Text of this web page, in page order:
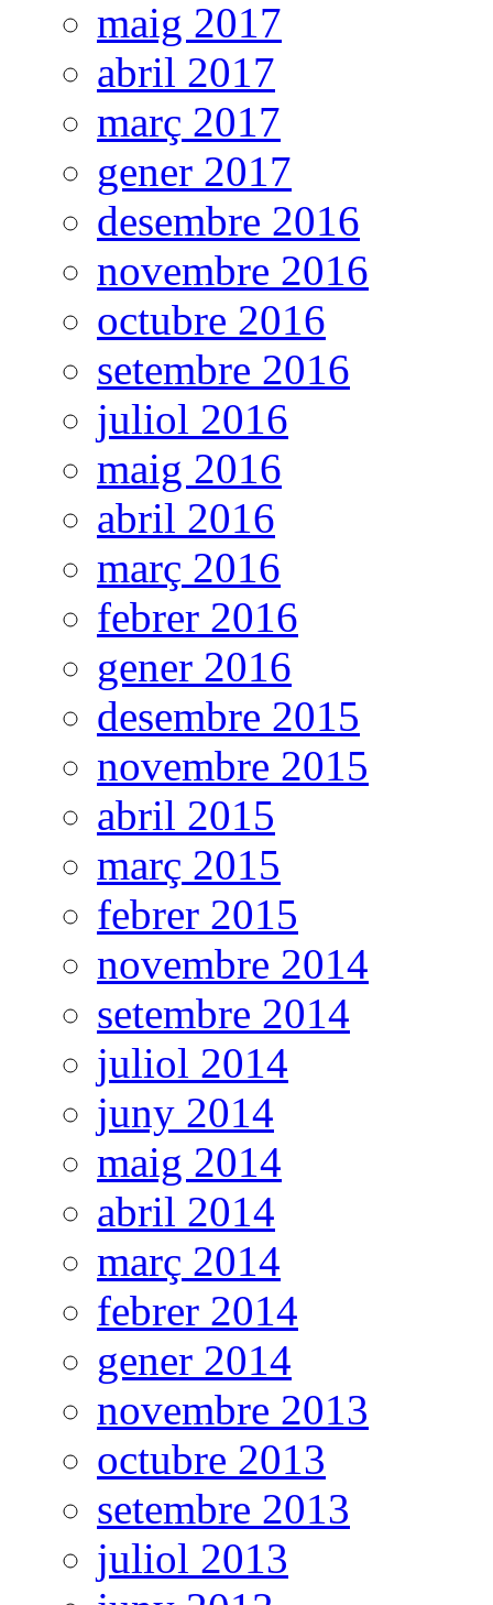
maig 2017
abril 2017
març 2017
gener 2017
desembre 2016
novembre 2016
octubre 2016
setembre 2016
juliol 2016
maig 2016
abril 2016
març 2016
febrer 2016
gener 2016
desembre 2015
novembre 2015
abril 2015
març 2015
febrer 2015
novembre 2014
setembre 2014
juliol 2014
juny 2014
maig 2014
abril 2014
març 2014
febrer 2014
gener 2014
novembre 2013
octubre 2013
setembre 2013
juliol 2013